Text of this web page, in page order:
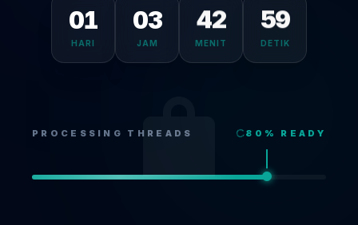
01
HARI
03
JAM
42
MENIT
59
DETIK
PROCESSING THREADS 80 % READY